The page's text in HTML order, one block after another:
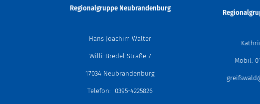
RegionalgruppeNeubrandenburg
Hans Joachim Walter
Willi-Bredel-Straße 7
17034 Neubrandenburg
Telefon: 0395-4225826
Mobil: